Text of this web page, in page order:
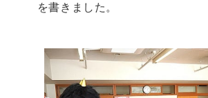
を書きました。